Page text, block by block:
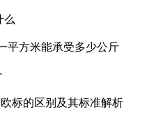
么
平方米能承受多少公斤
标的区别及其标准解析